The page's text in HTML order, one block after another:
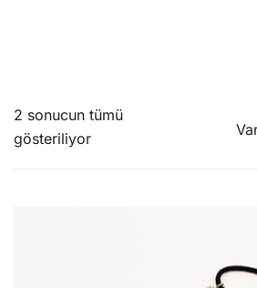
2 sonucun tümü
gösteriliyor